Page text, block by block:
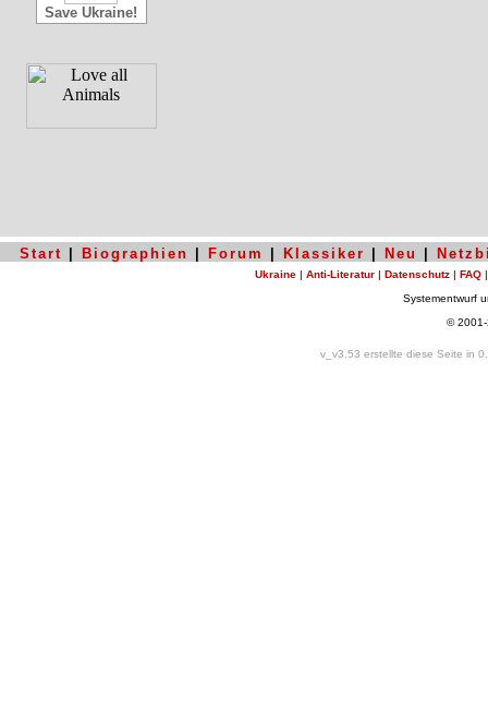
Save Ukraine!
Start Biographien Forum Klassiker Neu
Ukraine | Anti-Literatur | Datenschutz | FAQ
Systementwurf
©
v_v3.53 erstellte diese Seite in